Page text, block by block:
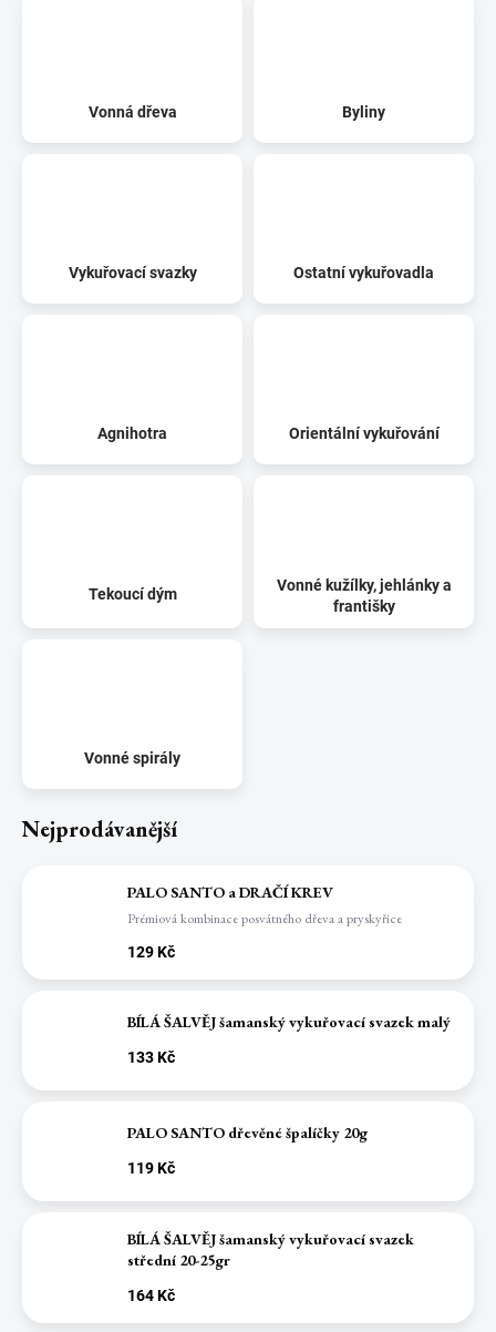
Vonná dřeva Byliny
Vykuřovací svazky Ostatní vykuřovadla
Agnihotra Orientální vykuřování
Tekoucí dým
Vonné kužílky, jehlánky a
františky
Vonné spirály
Nejprodávanější
PALO SANTO a DRAČÍ KREV
Prémiová kombinace posvátného dřeva a pryskyřice
129 Kč
BÍLÁ ŠALVĚJ šamanský vykuřovací svazek malý
133 Kč
PALO SANTO dřevěné špalíčky 20g
119 Kč
BÍLÁ ŠALVĚJ šamanský vykuřovací svazek
střední 20-25gr
164 Kč